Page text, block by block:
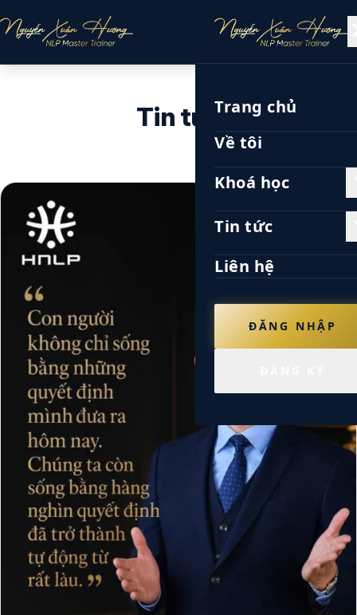
ĐĂNG NHẬP menu
Trang chủ
Về tôi
Khoá học
Tin tức
Liên hệ
ĐĂNG NHẬP
Tin tức